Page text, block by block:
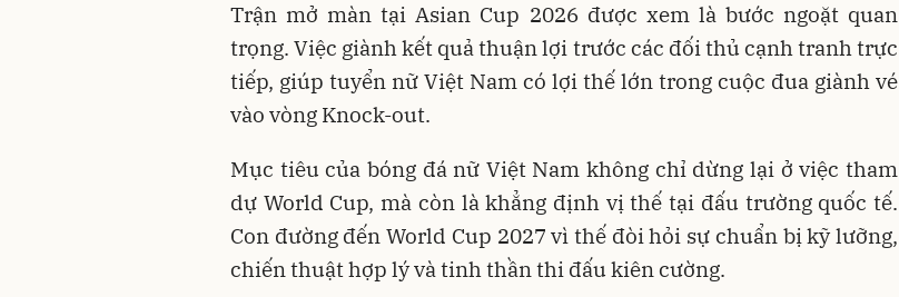
Trận mở màn tại Asian Cup 2026 được xem là bước ngoặt quan
trọng. Việc giành kết quả thuận lợi trước các đối thủ cạnh tranh trực
tiếp, giúp tuyển nữ Việt Nam có lợi thế lớn trong cuộc đua giành vé
vào vòng Knock-out.
Mục tiêu của bóng đá nữ Việt Nam không chỉ dừng lại ở việc tham
dự World Cup, mà còn là khẳng định vị thế tại đấu trường quốc tế.
Con đường đến World Cup 2027 vì thế đòi hỏi sự chuẩn bị kỹ lưỡng,
chiến thuật hợp lý và tinh thần thi đấu kiên cường.